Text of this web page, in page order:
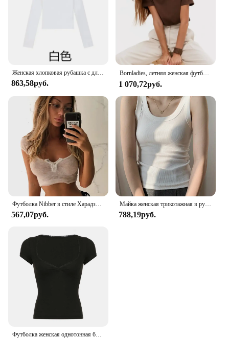
Женская хлопковая рубашка с длинным рукавом и круглым вырезом
863,58руб.
Bornladies, летняя женская футболка из 100% хлопка, базовые модные однотонные женские свободные топы с короткими рукавами, рубашки 230 г/ ㎡ Топы
1 070,72руб.
Футболка Nibber в стиле Харадзюку женская, простая белая мягкая приталенная, кроп-топ, Повседневная Базовая уличная одежда, топ с квадратным вырезом
567,07руб.
Майка женская трикотажная в рубчик, белый облегающий жилет без рукавов, на бретельках, простая повседневная Базовая однотонная одежда для фитнеса, лето
788,19руб.
Футболка женская однотонная базовая с коротким рукавом и V-образным вырезом